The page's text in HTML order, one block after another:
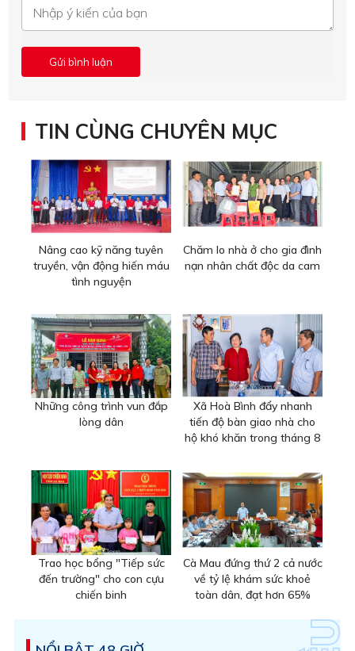
TIN CÙNG CHUYÊN MỤC
Nâng cao kỹ năng tuyên
truyền, vận động hiến máu
tình nguyện
Chăm lo nhà ở cho gia đình
nạn nhân chất độc da cam
Những công trình vun đắp
lòng dân
Xã Hoà Bình đẩy nhanh
tiến độ bàn giao nhà cho
hộ khó khăn trong tháng 8
Trao học bổng "Tiếp sức
đến trường" cho con cựu
chiến binh
Cà Mau đứng thứ 2 cả nước
về tỷ lệ khám sức khoẻ
toàn dân, đạt hơn 65%